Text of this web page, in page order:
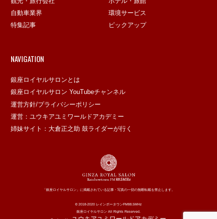
自動車業界
環境サービス
特集記事
ピックアップ
NAVIGATION
銀座ロイヤルサロンとは
銀座ロイヤルサロン YouTubeチャンネル
運営方針/プライバシーポリシー
運営：ユウキアユミワールドアカデミー
姉妹サイト：大倉正之助 鼓ライダーが行く
「銀座ロイヤルサロン」に掲載されている記事・写真の一切の無断転載を禁止します。
© 2018-2020 レインボータウンFM88.5MHz
銀座ロイヤルサロン All Rights Reserved.